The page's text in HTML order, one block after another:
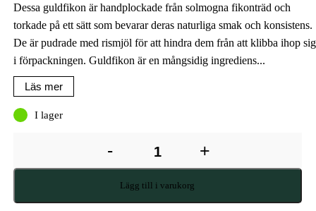
Dessa guldfikon är handplockade från solmogna fikonträd och
torkade på ett sätt som bevarar deras naturliga smak och konsistens.
De är pudrade med rismjöl för att hindra dem från att klibba ihop sig
i förpackningen. Guldfikon är en mångsidig ingrediens...
Läs mer
I lager
- +
Lägg till i varukorg